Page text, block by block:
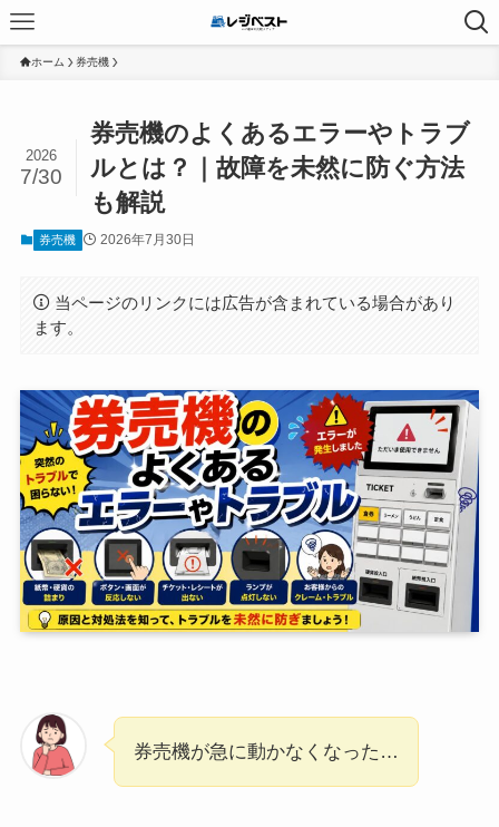
ホーム 券売機
券売機のよくあるエラーやトラブ
ルとは？｜故障を未然に防ぐ方法
も解説
2026
7/30
券売機 2026年7月30日
当ページのリンクには広告が含まれている場合があり
ます。
券売機が急に動かなくなった…